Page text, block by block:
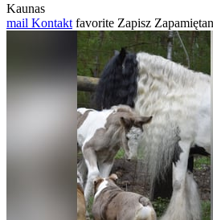
Kaunas
mail Kontakt favorite Zapisz